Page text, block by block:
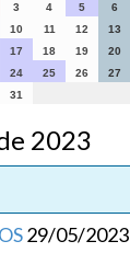
3 4 5 6
10 11 12 13
17 18 19 20
24 25 26 27
31
2023
29/05/2023